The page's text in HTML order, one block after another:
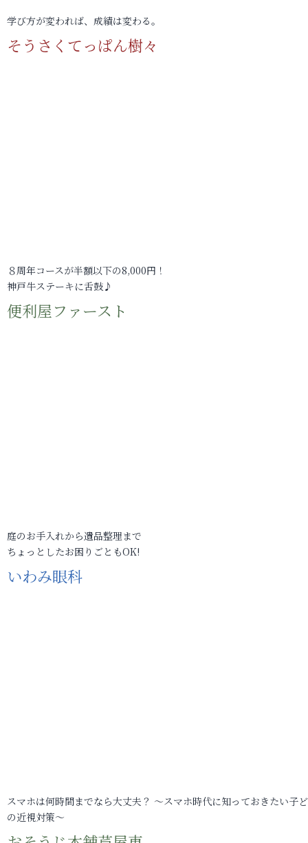
学び方が変われば、成績は変わる。
そうさくてっぱん樹々
８周年コースが半額以下の8,000円！
神戸牛ステーキに舌鼓♪
便利屋ファースト
庭のお手入れから遺品整理まで
ちょっとしたお困りごともOK!
いわみ眼科
スマホは何時間までなら大丈夫？ ～スマホ時代に知っておきたい子
の近視対策～